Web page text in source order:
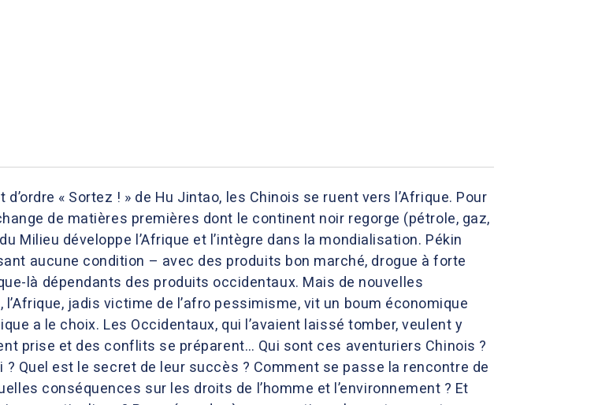
« Sortez ! » de Hu Jintao, les Chinois se ruent vers l’Afrique. Pour
de matières premières dont le continent noir regorge (pétrole, gaz,
Milieu développe l’Afrique et l’intègre dans la mondialisation. Pékin
aucune condition – avec des produits bon marché, drogue à forte
là dépendants des produits occidentaux. Mais de nouvelles
jadis victime de l’afro pessimisme, vit un boum économique
a le choix. Les Occidentaux, qui l’avaient laissé tomber, veulent y
prise et des conflits se préparent… Qui sont ces aventuriers Chinois ?
Quel est le secret de leur succès ? Comment se passe la rencontre de
conséquences sur les droits de l’homme et l’environnement ? Et